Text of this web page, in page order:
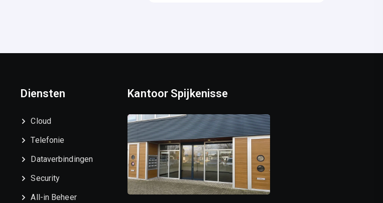
Diensten
Cloud
Telefonie
Dataverbindingen
Security
All-in Beheer
Kantoor Spijkenisse